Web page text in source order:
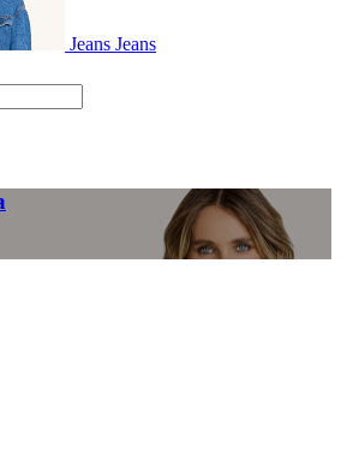
Jeans Jeans